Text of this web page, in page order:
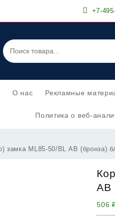
+7-
О нас Рекламные
Политика о веб-
замка ML85-50/BL AB (бронза)
AB
506